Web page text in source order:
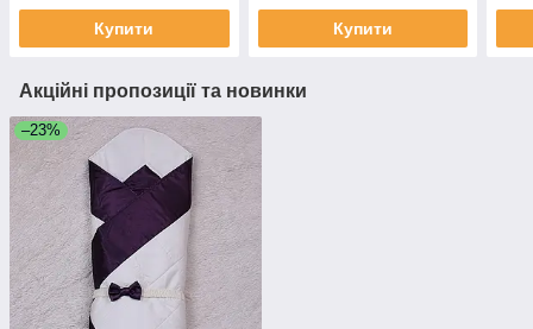
Купити Купити
Акційні пропозиції та новинки
–23%